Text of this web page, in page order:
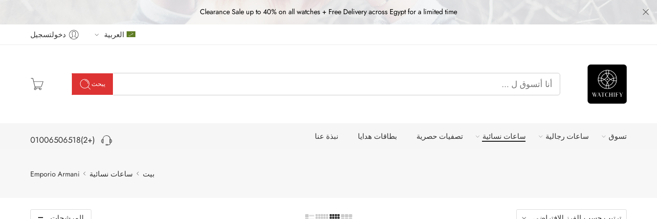
Clearance Sale up to 40% on all watches + Free Delivery across Egypt for a limited time
العربية دخولتسجيل
يبحث
تسوق ساعات رجالية ساعات نسائية تصفيات حصرية بطاقات هدايا نبذة عنا (+2)01006506518
بيت ساعات نسائية Emporio Armani